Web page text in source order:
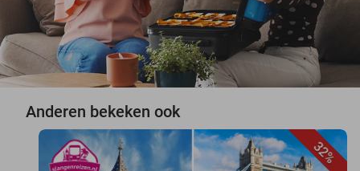
Anderen bekeken ook
32%